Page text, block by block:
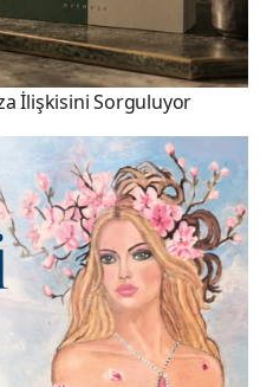
İlişkisini Sorguluyor